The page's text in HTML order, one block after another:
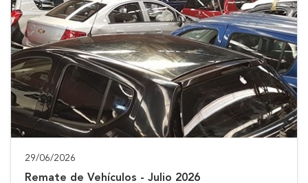
29/06/2026
Remate de Vehículos - Julio 2026